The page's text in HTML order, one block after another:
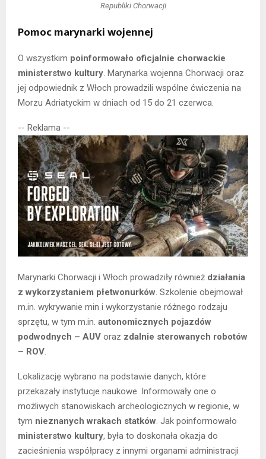
Republiki Chorwacji
Pomoc marynarki wojennej
O wszystkim poinformowało oficjalnie chorwackie
ministerstwo kultury. Marynarka wojenna Chorwacji oraz
jej odpowiednik z Włoch prowadzili wspólne ćwiczenia na
Morzu Adriatyckim w dniach od 15 do 21 czerwca.
-- Reklama --
Marynarki Chorwacji i Włoch prowadziły również działania
z wykorzystaniem płetwonurków. Szkolenie obejmował
m.in. wykrywanie min i wykorzystanie różnego rodzaju
sprzętu, w tym m.in. autonomicznych pojazdów
podwodnych – AUV oraz zdalnie sterowanych robotów
– ROV.
Lokalizację wybrano na podstawie danych, które
przekazały instytucje naukowe. Informowały one o
możliwych stanowiskach archeologicznych w regionie, w
tym nieznanych wrakach statków. Jak poinformowało
ministerstwo kultury, była to doskonała okazja do
zacieśnienia współpracy z innymi organami administracji